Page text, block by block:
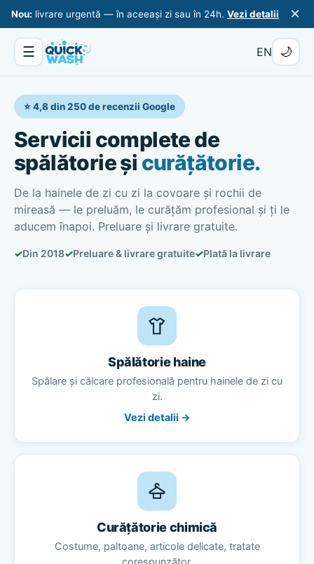
Nou: livrare urgentă — în aceeași zi sau în 24h. Vezi detalii ×
☰ EN 🌙
⭐ 4,8 din 250 de recenzii Google
Servicii complete de
spălătorie și curățătorie.
De la hainele de zi cu zi la covoare și rochii de
mireasă — le preluăm, le curățăm profesional și ți le
aducem înapoi. Preluare și livrare gratuite.
✓Din 2018✓Preluare & livrare gratuite✓Plată la livrare
Spălătorie haine
Spălare și călcare profesională pentru hainele de zi cu
zi.
Vezi detalii →
Curățătorie chimică
Costume, paltoane, articole delicate, tratate